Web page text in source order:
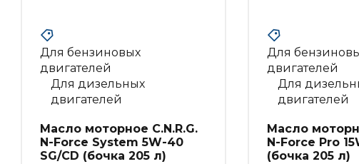
Для бензиновых
двигателей
Для дизельных
двигателей
Масло моторное C.N.R.G.
N-Force System 5W-40
SG/CD (бочка 205 л)
Для
двигателей
Для
двигателей
Масло
N-Force Pro
(бочка 205 л)